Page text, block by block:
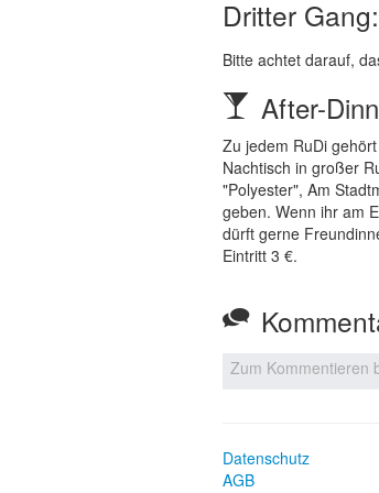
Dritter
Bitte achtet darauf,
After-
Zu jedem RuDi
Nachtisch in großer
"Polyester", Am
geben. Wenn ihr am
dürft gerne
Eintritt 3 €.
Zum Kommentieren
Datenschutz
AGB